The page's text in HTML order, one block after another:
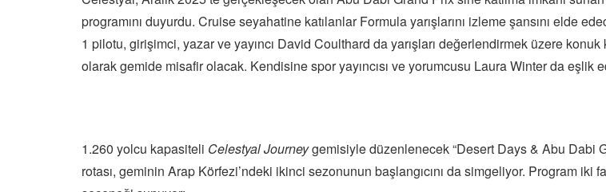
programını duyurdu. Cruise seyahatine katılanlar Formula yarışlarını izleme şansını elde
1 pilotu, girişimci, yazar ve yayıncı David Coulthard da yarışları değerlendirmek üzere konuk
olarak gemide misafir olacak. Kendisine spor yayıncısı ve yorumcusu Laura Winter da eşlik
1.260 yolcu kapasiteli Celestyal Journeygemisiyle düzenlenecek “Desert Days & Abu Dabi
rotası, geminin Arap Körfezi’ndeki ikinci sezonunun başlangıcını da simgeliyor. Program iki